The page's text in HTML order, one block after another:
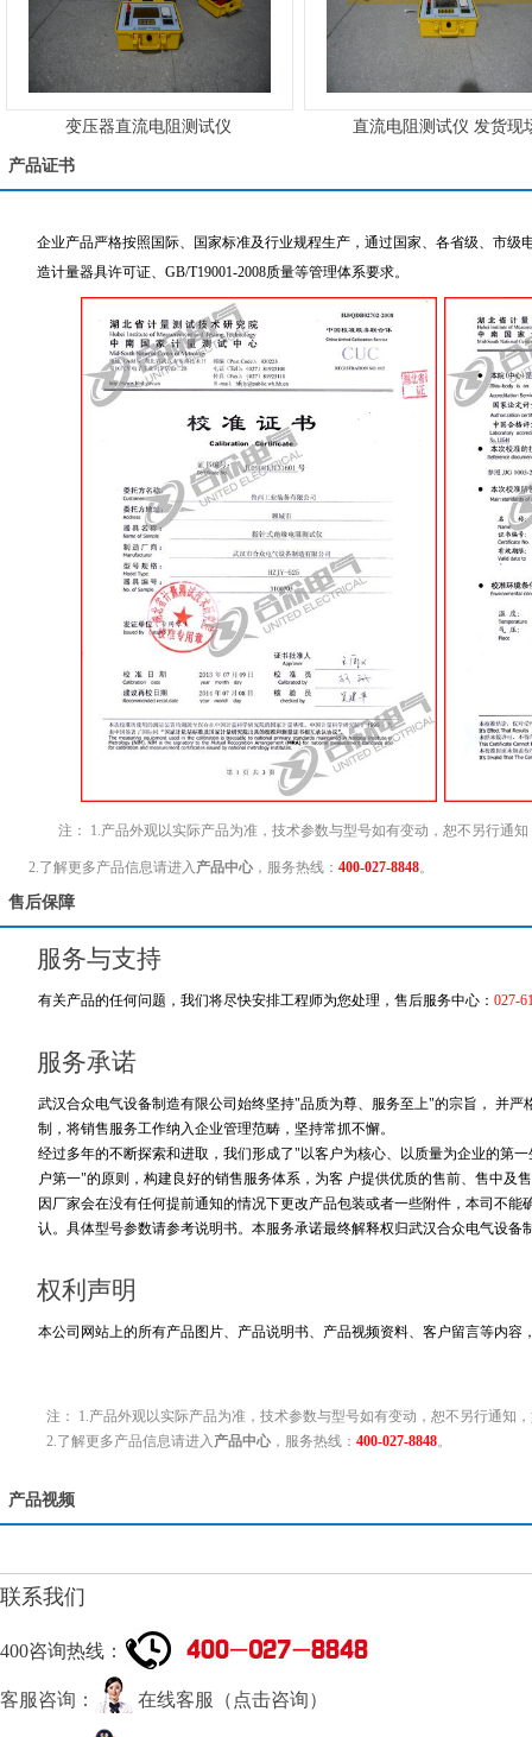
变压器直流电阻测试仪 直流电阻测试仪 发货现
产品证书
企业产品严格按照国际、国家标准及行业规程生产，通过国家、各省级、市
造计量器具许可证、GB/T19001-2008质量等管理体系要求。
注： 1.产品外观以实际产品为准，技术参数与型号如有变动，恕不另行通
2.了解更多产品信息请进入 产品中心 ，服务热线： 400-027-8848。
售后保障
服务与支持
有关产品的任何问题，我们将尽快安排工程师为您处理，售后服务中心： 027-
服务承诺
武汉合众电气设备制造有限公司始终坚持"品质为尊、服务至上"的宗旨， 并
制，将销售服务工作纳入企业管理范畴，坚持常抓不懈。
经过多年的不断探索和进取，我们形成了"以客户为核心、以质量为企业的第
户第一"的原则，构建良好的销售服务体系，为客 户提供优质的售前、售中及
因厂家会在没有任何提前通知的情况下更改产品包装或者一些附件，本司不
认。具体型号参数请参考说明书。本服务承诺最终解释权归武汉合众电气设备
权利声明
本公司网站上的所有产品图片、产品说明书、产品视频资料、客户留言等内
注： 1.产品外观以实际产品为准，技术参数与型号如有变动，恕不另行通知
2.了解更多产品信息请进入 产品中心 ，服务热线： 400-027-8848。
产品视频
联系我们
400咨询热线：
客服咨询： 在线客服（点击咨询）